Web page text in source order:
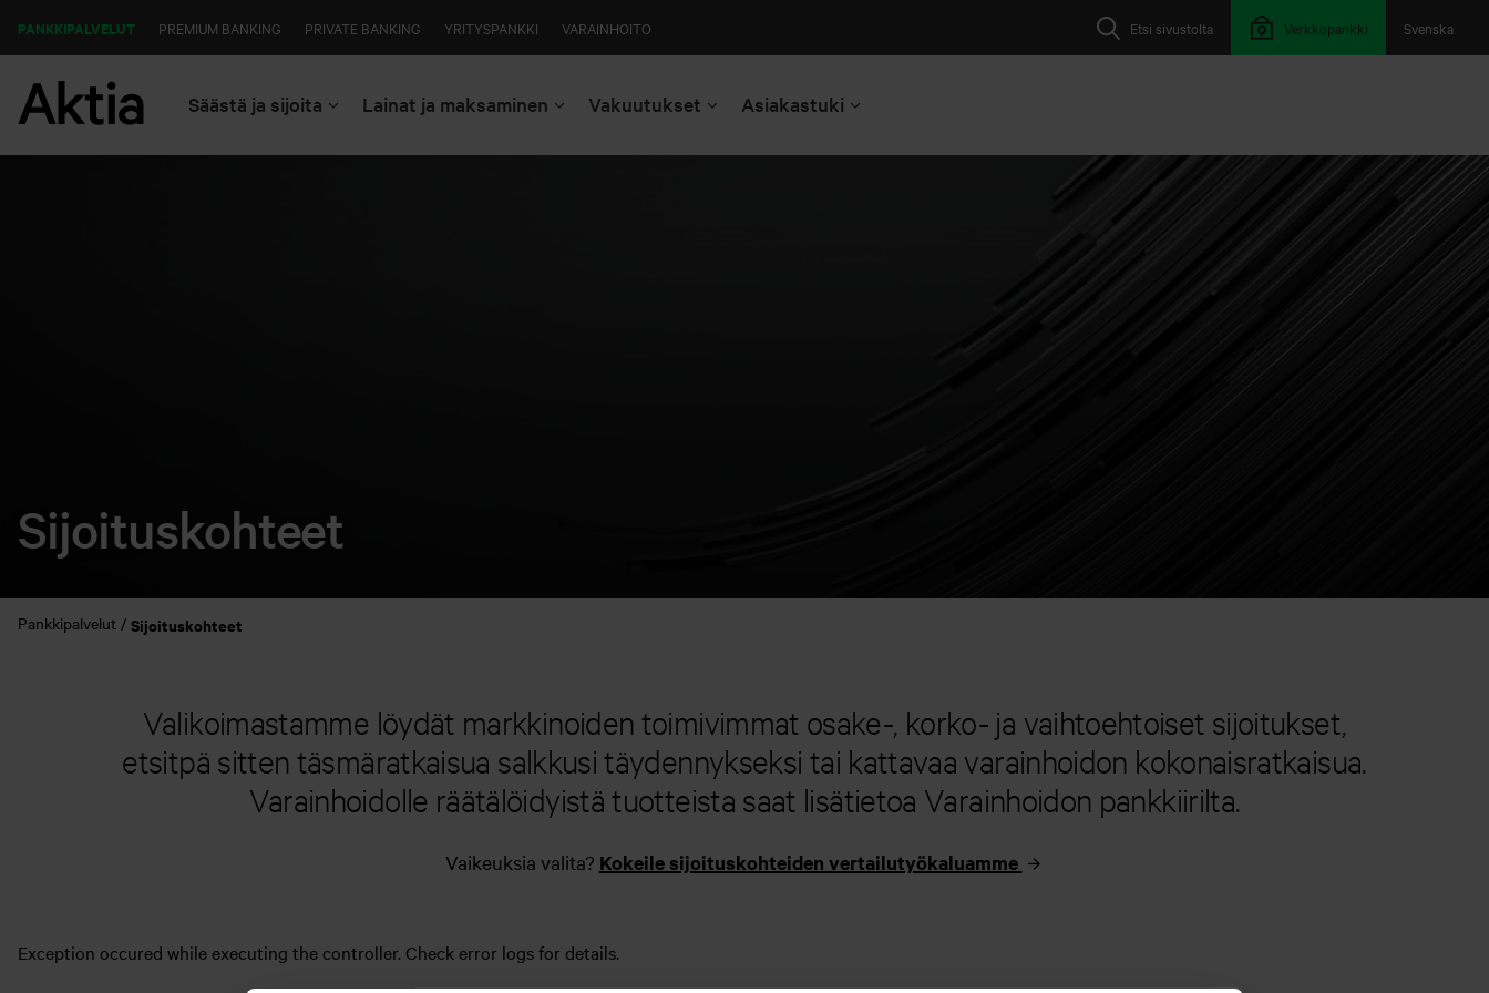
Svenska
Etsi sivustolta Verkkopankki
PANKKIPALVELUT PREMIUM BANKING PRIVATE BANKING YRITYSPANKKI VARAINHOITO
Säästä ja sijoita Lainat ja maksaminen Vakuutukset Asiakastuki
Sijoituskohteet
Pankkipalvelut Sijoituskohteet
Valikoimastamme löydät markkinoiden toimivimmat osake-, korko- ja vaihtoehtoiset sijoitukset,
etsitpä sitten täsmäratkaisua salkkusi täydennykseksi tai kattavaa varainhoidon kokonaisratkaisua.
Varainhoidolle räätälöidyistä tuotteista saat lisätietoa Varainhoidon pankkiirilta.
Vaikeuksia valita? Kokeile sijoituskohteiden vertailutyökaluamme
Exception occured while executing the controller. Check error logs for details.